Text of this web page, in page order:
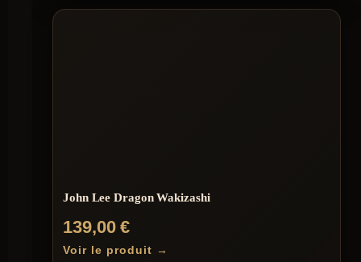
John Lee Dragon Wakizashi
139,00€
Voir le produit →